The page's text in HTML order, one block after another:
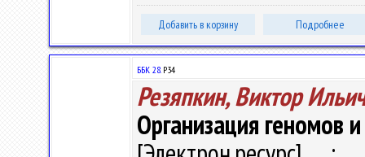
Добавить в корзину Подробнее
ББК 28.Р34
Резяпкин, Виктор Ильич
Организация геномов и